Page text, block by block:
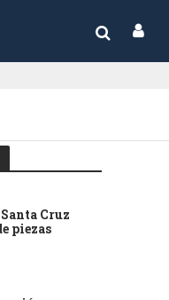
Cruz
piezas